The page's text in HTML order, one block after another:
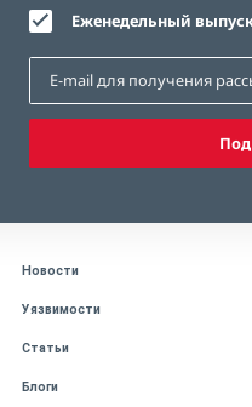
Еженедельный
Новости
Уязвимости
Статьи
Блоги